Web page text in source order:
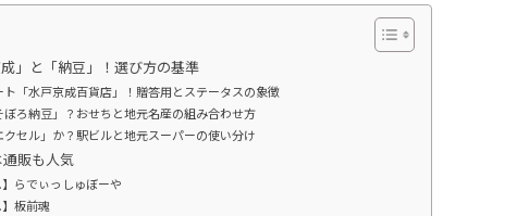
」と「納豆」！選び方の基準
ト「水戸京成百貨店」！贈答用とステータスの象徴
ろ納豆」？おせちと地元名産の組み合わせ方
クセル」か？駅ビルと地元スーパーの使い分け
販も人気
】らでぃっしゅぼーや
】板前魂